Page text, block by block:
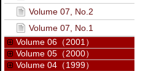
Volume 07, No.2
Volume 07, No.1
Volume 06（2001）
Volume 05（2000）
Volume 04（1999）